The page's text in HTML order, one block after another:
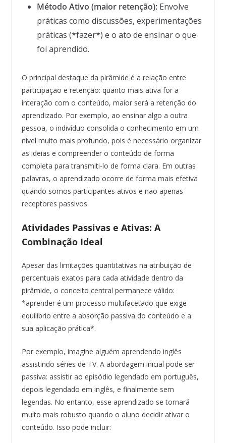
Método Ativo (maior retenção):Envolve
práticas como discussões, experimentações
práticas (*fazer*) e o ato de ensinar o que
foi aprendido.
O principal destaque da pirâmide é a relação entre
participação e retenção: quanto mais ativa for a
interação com o conteúdo, maior será a retenção do
aprendizado. Por exemplo, ao ensinar algo a outra
pessoa, o indivíduo consolida o conhecimento em um
nível muito mais profundo, pois é necessário organizar
as ideias e compreender o conteúdo de forma
completa para transmiti-lo de forma clara. Em outras
palavras, o aprendizado ocorre de forma mais efetiva
quando somos participantes ativos e não apenas
receptores passivos.
Atividades Passivas e Ativas: A
Combinação Ideal
Apesar das limitações quantitativas na atribuição de
percentuais exatos para cada atividade dentro da
pirâmide, o conceito central permanece válido:
*aprender é um processo multifacetado que exige
equilíbrio entre a absorção passiva do conteúdo e a
sua aplicação prática*.
Por exemplo, imagine alguém aprendendo inglês
assistindo séries de TV. A abordagem inicial pode ser
passiva: assistir ao episódio legendado em português,
depois legendado em inglês, e finalmente sem
legendas. No entanto, esse aprendizado se tornará
muito mais robusto quando o aluno decidir ativar o
conteúdo. Isso pode incluir: